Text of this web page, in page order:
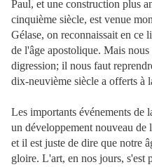
Paul, et une construction plus
cinquième siècle, est venue
Gélase, on reconnaissait en ce
de l'âge apostolique. Mais
digression; il nous faut
dix-neuvième siècle a offerts à
Les importants événements de
un développement nouveau de
et il est juste de dire que notre
gloire. L'art, en nos jours, s'est